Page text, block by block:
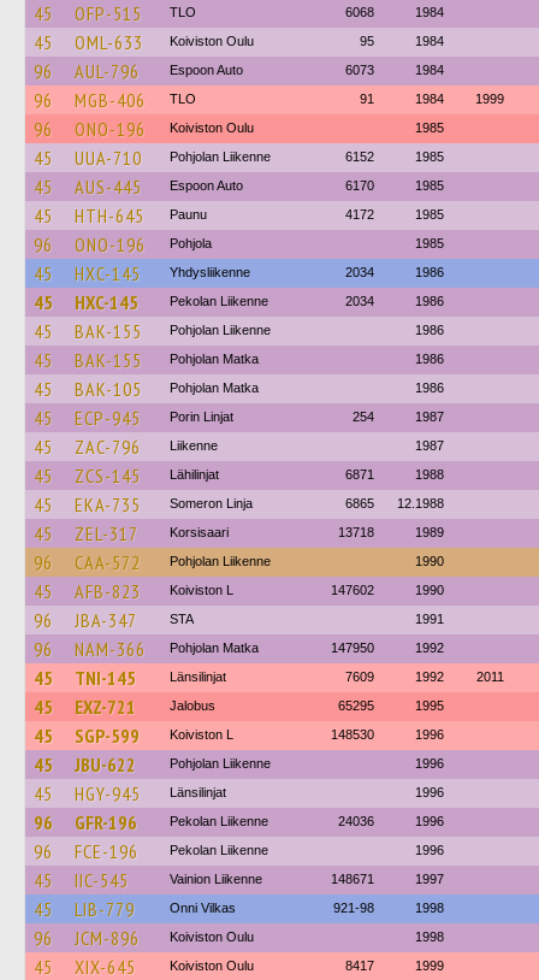
45 OFP-515 TLO 6068 1984
45 OML-633 Koiviston Oulu 95 1984
96 AUL-796 Espoon Auto 6073 1984
96 MGB-406 TLO 91 1984 1999
96 ONO-196 Koiviston Oulu 1985
45 UUA-710 Pohjolan Liikenne 6152 1985
45 AUS-445 Espoon Auto 6170 1985
45 HTH-645 Paunu 4172 1985
96 ONO-196 Pohjola 1985
45 HXC-145 Yhdysliikenne 2034 1986
45 HXC-145 Pekolan Liikenne 2034 1986
45 BAK-155 Pohjolan Liikenne 1986
45 BAK-155 Pohjolan Matka 1986
45 BAK-105 Pohjolan Matka 1986
45 ECP-945 Porin Linjat 254 1987
45 ZAC-796 Liikenne 1987
45 ZCS-145 Lähilinjat 6871 1988
45 EKA-735 Someron Linja 6865 12.1988
45 ZEL-317 Korsisaari 13718 1989
96 CAA-572 Pohjolan Liikenne 1990
45 AFB-823 Koiviston L 147602 1990
96 JBA-347 STA 1991
96 NAM-366 Pohjolan Matka 147950 1992
45 TNI-145 Länsilinjat 7609 1992 2011
45 EXZ-721 Jalobus 65295 1995
45 SGP-599 Koiviston L 148530 1996
45 JBU-622 Pohjolan Liikenne 1996
45 HGY-945 Länsilinjat 1996
96 GFR-196 Pekolan Liikenne 24036 1996
96 FCE-196 Pekolan Liikenne 1996
45 IIC-545 Vainion Liikenne 148671 1997
45 LIB-779 Onni Vilkas 921-98 1998
96 JCM-896 Koiviston Oulu 1998
45 XIX-645 Koiviston Oulu 8417 1999